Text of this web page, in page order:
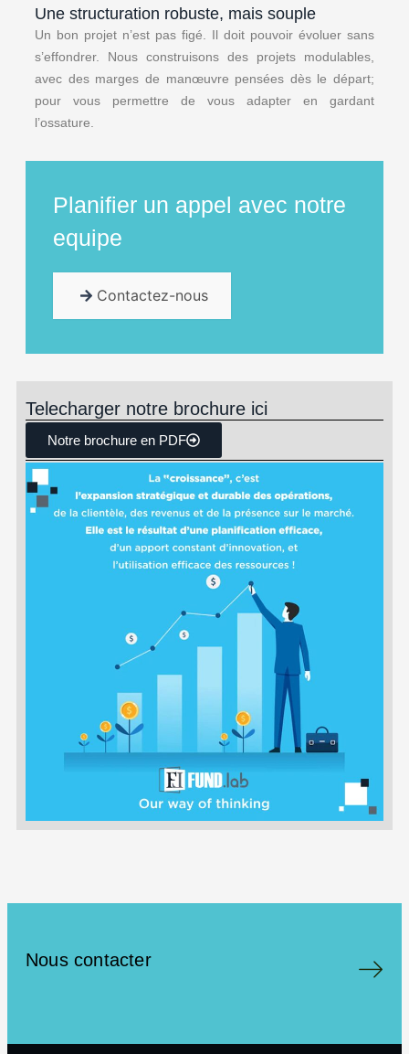
Une structuration robuste, mais souple
Un bon projet n’est pas figé. Il doit pouvoir évoluer sans
s’effondrer. Nous construisons des projets modulables,
avec des marges de manœuvre pensées dès le départ;
pour vous permettre de vous adapter en gardant
l’ossature.
Planifier un appel avec notre
equipe
Contactez-nous
Telecharger notre brochure ici
Notre brochure en PDF
Nous contacter